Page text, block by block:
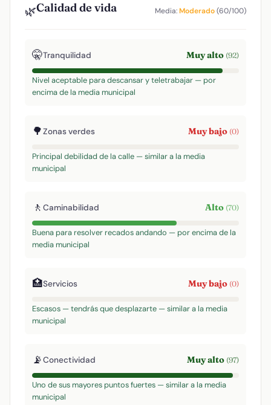
🌿Calidad de vida Media:Moderado(60/100)
🤫Tranquilidad Muy alto (92)
Nivel aceptable para descansar y teletrabajar — por
encima de la media municipal
🌳Zonas verdes Muy bajo (0)
Principal debilidad de la calle — similar a la media
municipal
🚶 Caminabilidad Alto (70)
Buena para resolver recados andando — por encima de la
media municipal
🏥Servicios Muy bajo (0)
Escasos — tendrás que desplazarte — similar a la media
municipal
📡Conectividad Muy alto (97)
Uno de sus mayores puntos fuertes — similar a la media
municipal